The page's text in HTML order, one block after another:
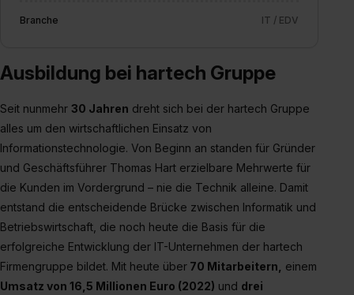
Branche IT / EDV
Ausbildung bei hartech Gruppe
Seit nunmehr 30 Jahren dreht sich bei der hartech Gruppe
alles um den wirtschaftlichen Einsatz von
Informationstechnologie. Von Beginn an standen für Gründer
und Geschäftsführer Thomas Hart erzielbare Mehrwerte für
die Kunden im Vordergrund – nie die Technik alleine. Damit
entstand die entscheidende Brücke zwischen Informatik und
Betriebswirtschaft, die noch heute die Basis für die
erfolgreiche Entwicklung der IT-Unternehmen der hartech
Firmengruppe bildet. Mit heute über 70 Mitarbeitern,
einem
Umsatz von 16,5 Millionen Euro (2022) und drei